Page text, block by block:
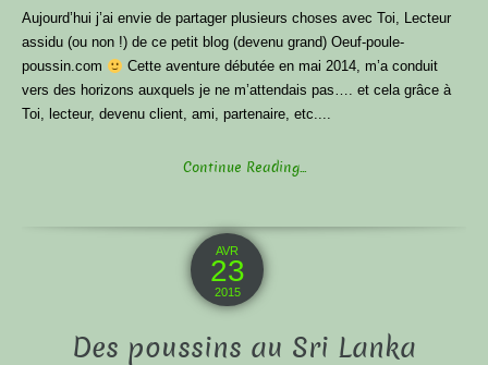
Aujourd’hui j’ai envie de partager plusieurs choses avec Toi, Lecteur
assidu (ou non !) de ce petit blog (devenu grand) Oeuf-poule-
poussin.com
Cette aventure débutée en mai 2014, m’a conduit
vers des horizons auxquels je ne m’attendais pas…. et cela grâce à
Toi, lecteur, devenu client, ami, partenaire, etc....
Continue Reading...
AVR
23
2015
Des poussins au Sri Lanka